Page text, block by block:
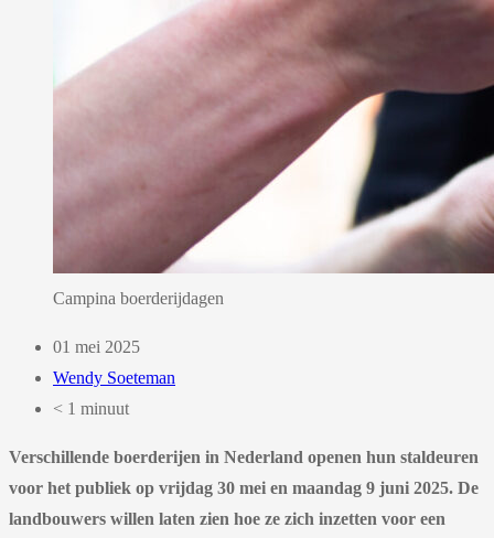
Campina boerderijdagen
01 mei 2025
Wendy Soeteman
< 1 minuut
Verschillende boerderijen in Nederland openen hun staldeuren
voor het publiek op vrijdag 30 mei en maandag 9 juni 2025. De
landbouwers willen laten zien hoe ze zich inzetten voor een